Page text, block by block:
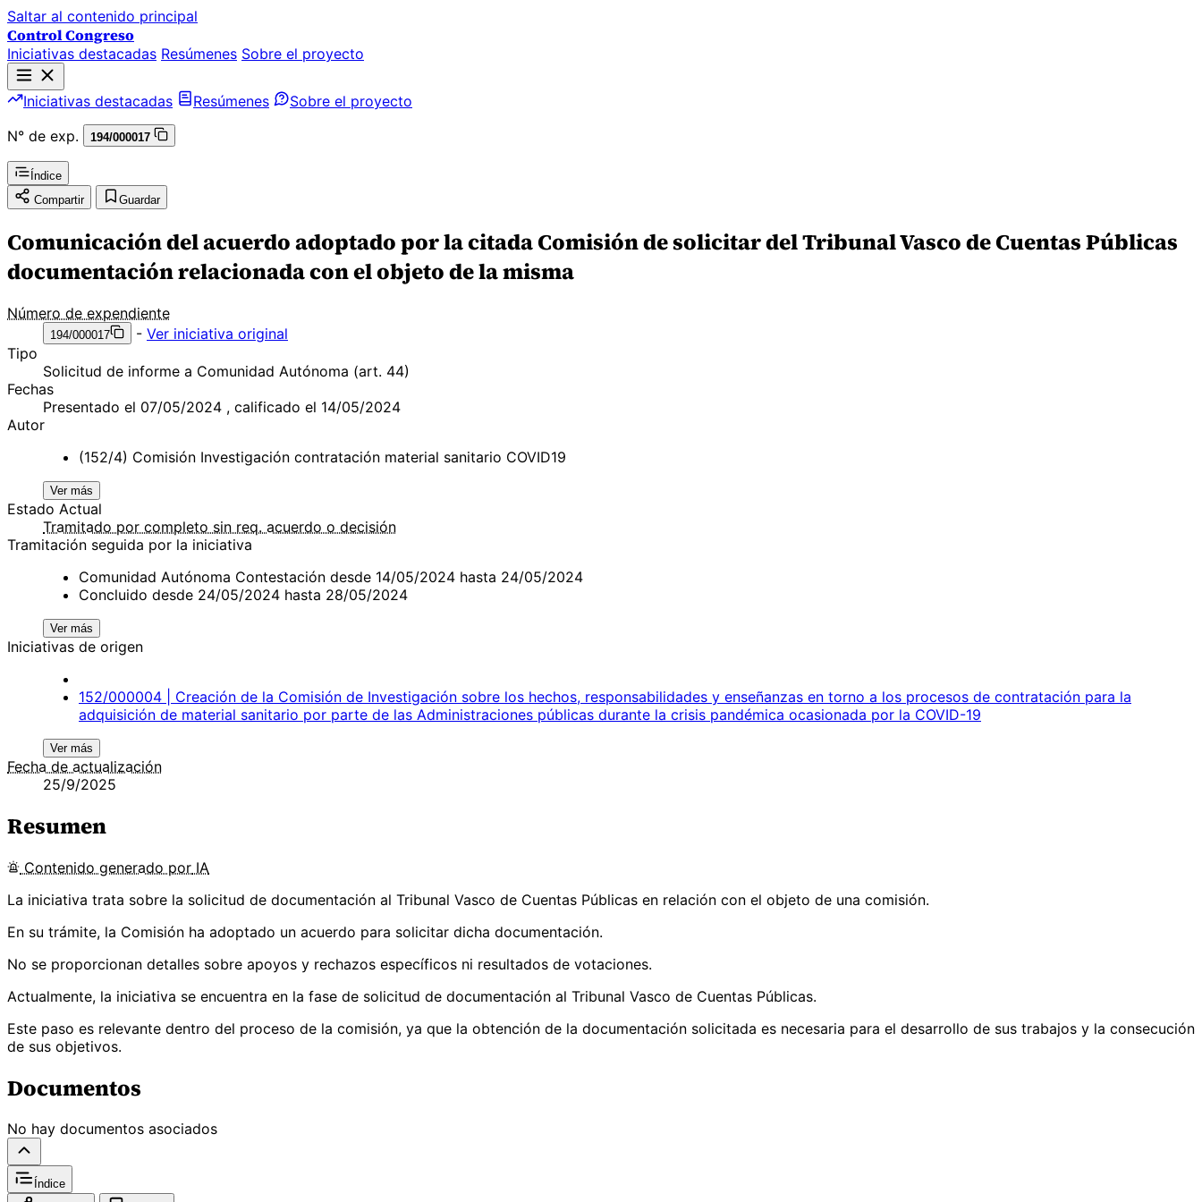
Saltar al contenido principal
Control Congreso
Iniciativas destacadas Resúmenes Sobre el proyecto
Iniciativas destacadas Resúmenes
Sobre el proyecto
N° de exp.
194/000017
Índice
Compartir
Guardar
Comunicación del acuerdo adoptado por la citada Comisión de solicitar del Tribunal Vasco de Cuentas Públicas
documentación relacionada con el objeto de la misma
Número de expendiente
194/000017 - Ver iniciativa original
Tipo
Solicitud de informe a Comunidad Autónoma (art. 44)
Fechas
Presentado el 07/05/2024 , calificado el 14/05/2024
Autor
(152/4) Comisión Investigación contratación material sanitario COVID19
Ver más
Estado Actual
Tramitado por completo sin req. acuerdo o decisión
Tramitación seguida por la iniciativa
Comunidad Autónoma Contestación desde 14/05/2024 hasta 24/05/2024
Concluido desde 24/05/2024 hasta 28/05/2024
Ver más
Iniciativas de origen
152/000004 | Creación de la Comisión de Investigación sobre los hechos, responsabilidades y enseñanzas en torno a los procesos de contratación para la
adquisición de material sanitario por parte de las Administraciones públicas durante la crisis pandémica ocasionada por la COVID-19
Ver más
Fecha de actualización
25/9/2025
Resumen
Contenido generado por IA
La iniciativa trata sobre la solicitud de documentación al Tribunal Vasco de Cuentas Públicas en relación con el objeto de una comisión.
En su trámite, la Comisión ha adoptado un acuerdo para solicitar dicha documentación.
No se proporcionan detalles sobre apoyos y rechazos específicos ni resultados de votaciones.
Actualmente, la iniciativa se encuentra en la fase de solicitud de documentación al Tribunal Vasco de Cuentas Públicas.
Este paso es relevante dentro del proceso de la comisión, ya que la obtención de la documentación solicitada es necesaria para el desarrollo de sus trabajos y la consecución
de sus objetivos.
Documentos
No hay documentos asociados
Índice